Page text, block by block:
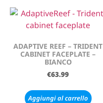
ADAPTIVE REEF – TRIDENT
CABINET FACEPLATE –
BIANCO
€63.99
Aggiungi al carrello